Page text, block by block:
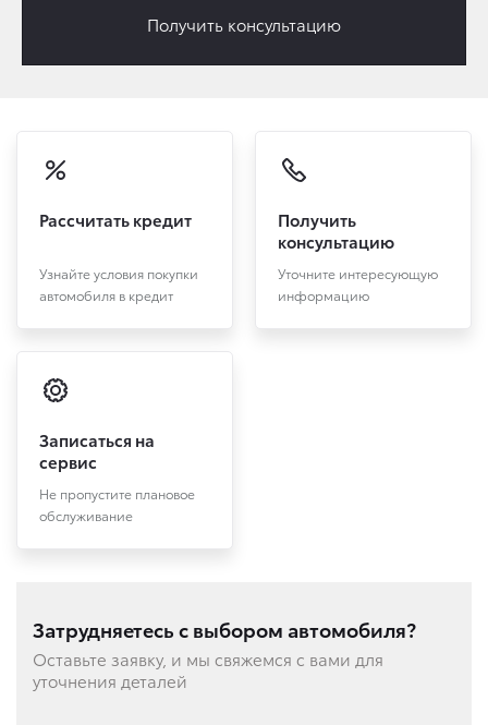
Рассчитать кредит
Узнайте условия покупки
автомобиля в кредит
Получить
консультацию
Уточните интересующую
информацию
Записаться на
сервис
Не пропустите плановое
обслуживание
Затрудняетесь с выбором автомобиля?
Оставьте заявку, и мы свяжемся с вами для
уточнения деталей